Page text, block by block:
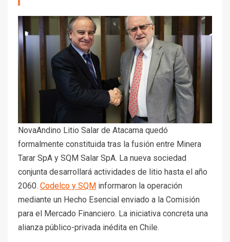
NovaAndino Litio Salar de Atacama quedó
formalmente constituida tras la fusión entre Minera
Tarar SpA y SQM Salar SpA. La nueva sociedad
conjunta desarrollará actividades de litio hasta el año
2060. Codelco y SQM informaron la operación
mediante un Hecho Esencial enviado a la Comisión
para el Mercado Financiero. La iniciativa concreta una
alianza público-privada inédita en Chile.